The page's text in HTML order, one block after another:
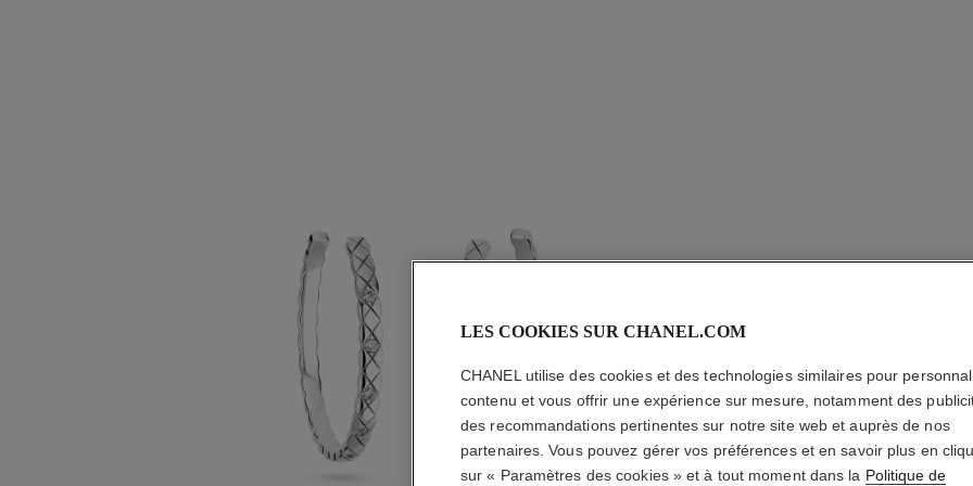
Motif matelassé,
LES COOKIES SUR CHANEL.COM
CHANEL utilise des cookies et des technologies similaires pour
contenu et vous offrir une expérience sur mesure, notamment des
des recommandations pertinentes sur notre site web et auprès de nos
partenaires. Vous pouvez gérer vos préférences et en savoir plus en
sur « Paramètres des cookies » et à tout moment dans la Politique de